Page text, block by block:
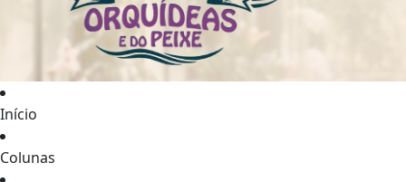
Início
Colunas